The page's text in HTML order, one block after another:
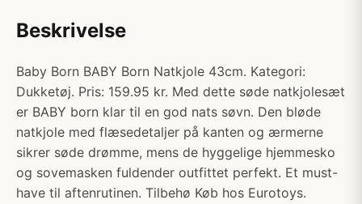
Beskrivelse
Baby Born BABY Born Natkjole 43cm. Kategori:
Dukketøj. Pris: 159.95 kr. Med dette søde natkjolesæt
er BABY born klar til en god nats søvn. Den bløde
natkjole med flæsedetaljer på kanten og ærmerne
sikrer søde drømme, mens de hyggelige hjemmesko
og sovemasken fuldender outfittet perfekt. Et must-
have til aftenrutinen. Tilbehø Køb hos Eurotoys.